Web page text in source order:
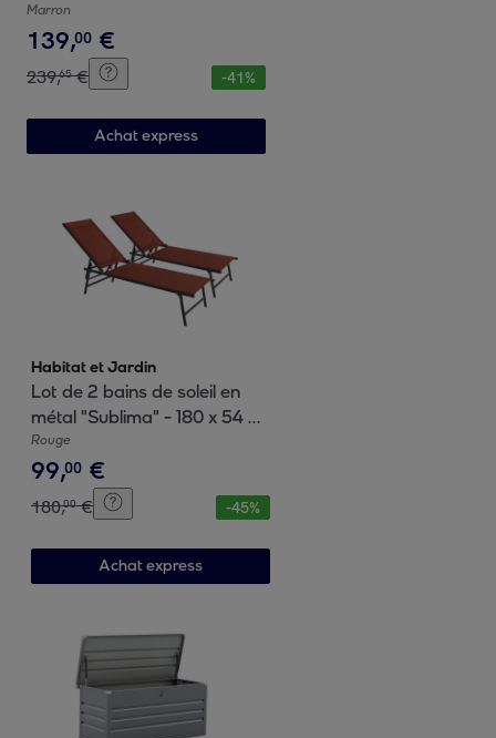
"Farniente" - Marron
Marron
139,00 €
239,65 € -41%
Achat express
Habitat et Jardin
Lot de 2 bains de soleil en
métal "Sublima" - 180 x 54 x
104 cm - Terracotta
Rouge
99,00 €
180,00 € -45%
Achat express